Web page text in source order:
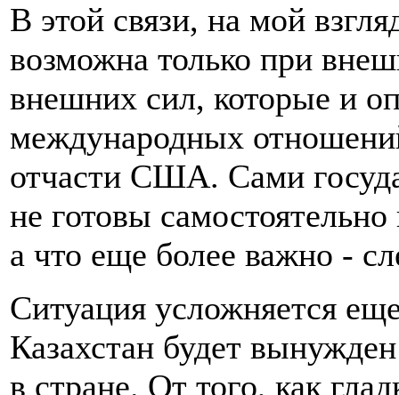
В этой связи, на мой
возможна только при
внешних сил, которые и
международных
отчасти США. Сами
не готовы
а что еще более важно -
Ситуация усложняется
Казахстан будет
в стране. От того, как